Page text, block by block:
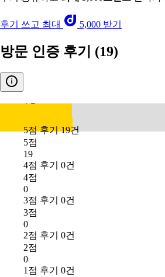
후기 쓰고 최대 5,000 받기
방문 인증 후기 (19)
4.7
5점 후기 19건
5점
19
4점 후기 0건
4점
0
3점 후기 0건
3점
0
2점 후기 0건
2점
0
1점 후기 0건